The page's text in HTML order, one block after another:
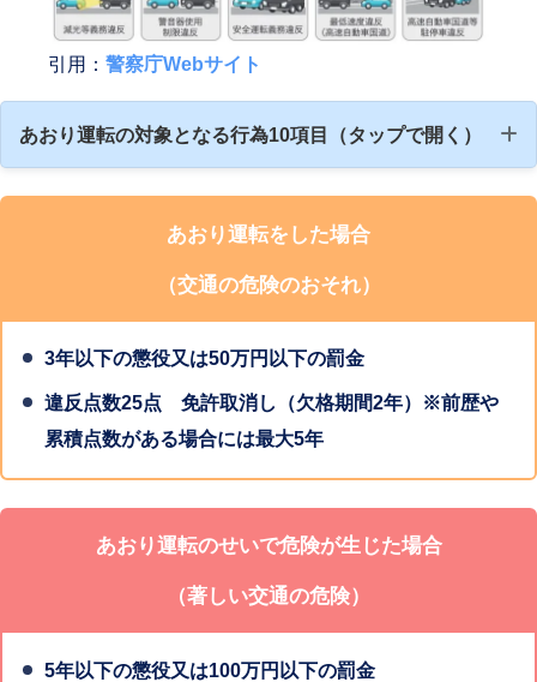
引用： 警察庁Webサイト
あおり運転の対象となる行為10項目（タップで開く）
2
急ブレーキ禁止違反
不要な急ブレーキをかける
あおり運転をした場合
（交通の危険のおそれ）
3年以下の懲役又は50万円以下の罰金
違反点数25点 免許取消し（欠格期間2年）※前歴や
累積点数がある場合には最大5年
あおり運転のせいで危険が生じた場合
（著しい交通の危険）
5年以下の懲役又は100万円以下の罰金